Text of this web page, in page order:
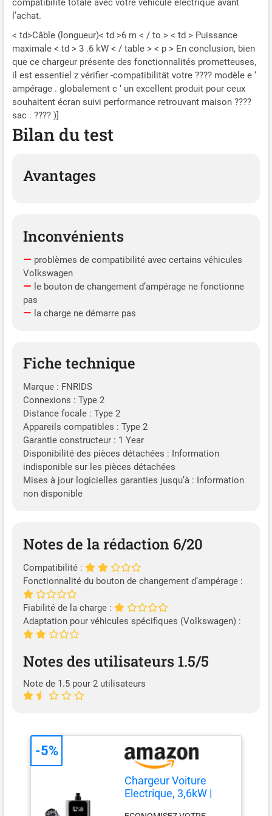
COMPATIBILITÉ : Le câble
de chargement de voiture
est compatible avec
presque tous les modèles
européens dotés de ports
de chargement de type 2
votre voiture dans de
nombreux endroits équipés
CONTACTEZ-NOUS À TOUT
pour objectif de devenir le
utilisateurs de VE des
hésitations avant l'achat ou
pendant l'utilisation, nous
aimerions entendre votre
voix et les résoudre pour
vous dans les 24 heures.
compatibilité totale avec votre véhicule électrique avant
l’achat.
< td>Câble (longueur)< td >6 m < / to > < td > Puissance
maximale < td > 3 .6 kW < / table > < p > En conclusion, bien
que ce chargeur présente des fonctionnalités prometteuses,
il est essentiel z vérifier -compatibilität votre ???? modèle e ‘
ampérage . globalement c ‘ un excellent produit pour ceux
souhaitent écran suivi performance retrouvant maison ????
sac . ???? )]
Bilan du test
Avantages
Inconvénients
problèmes de compatibilité avec certains véhicules
Volkswagen
le bouton de changement d’ampérage ne fonctionne
pas
la charge ne démarre pas
Fiche technique
Marque : FNRIDS
Connexions : Type 2
Distance focale : Type 2
Appareils compatibles : Type 2
Garantie constructeur : 1 Year
Disponibilité des pièces détachées : Information
indisponible sur les pièces détachées
Mises à jour logicielles garanties jusqu’à : Information
non disponible
Notes de la rédaction 6/20
Compatibilité :
Fonctionnalité du bouton de changement d’ampérage :
Fiabilité de la charge :
Adaptation pour véhicules spécifiques (Volkswagen) :
Notes des utilisateurs 1.5/5
Note de 1.5 pour 2 utilisateurs
Chargeur Voiture
Electrique, 3,6kW |
-5%